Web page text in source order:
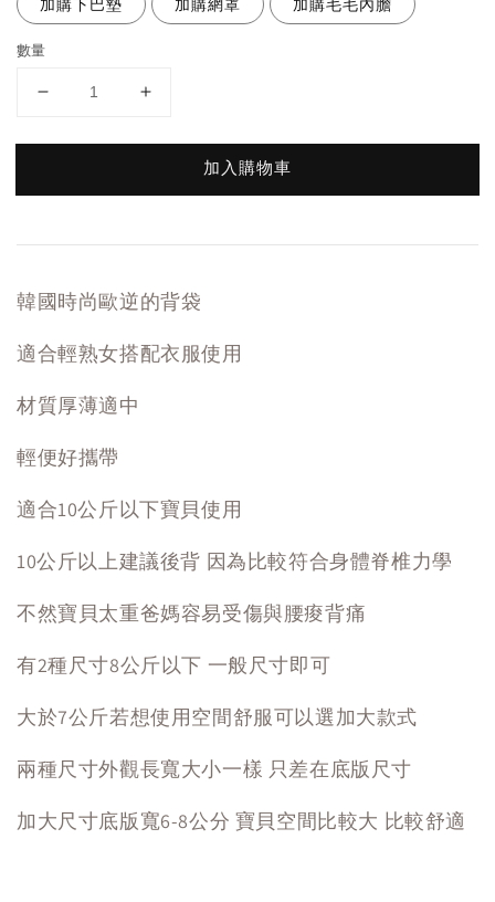
加購下巴墊 加購網罩 加購毛毛內膽
數量
加入購物車
韓國時尚歐逆的背袋
適合輕熟女搭配衣服使用
材質厚薄適中
輕便好攜帶
適合10公斤以下寶貝使用
10公斤以上建議後背 因為比較符合身體脊椎力學
不然寶貝太重爸媽容易受傷與腰痠背痛
有2種尺寸8公斤以下 一般尺寸即可
大於7公斤若想使用空間舒服可以選加大款式
兩種尺寸外觀長寬大小一樣 只差在底版尺寸
加大尺寸底版寬6-8公分 寶貝空間比較大 比較舒適